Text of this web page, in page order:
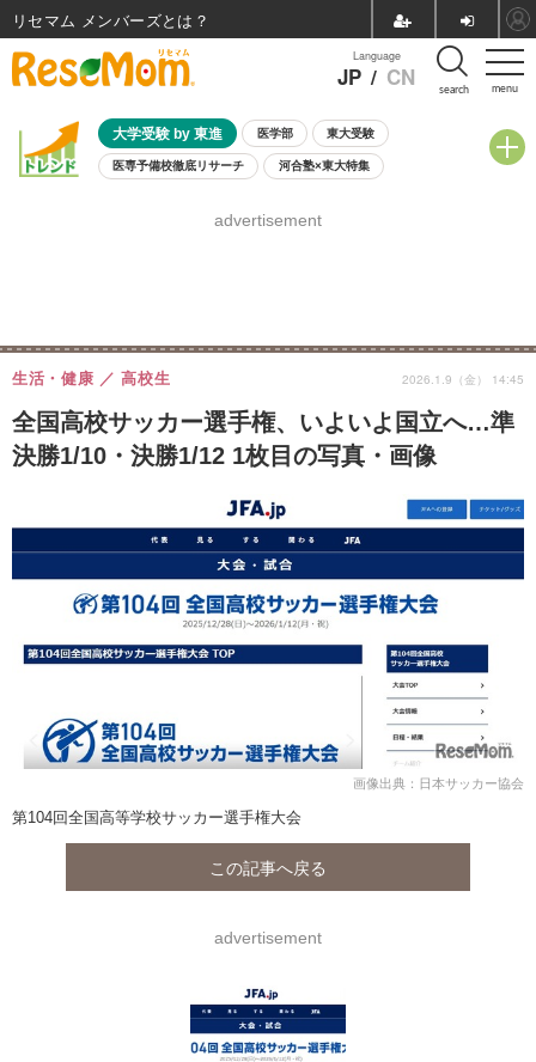
menu
Language
JP / CN search
大学受験 by 東進 医学部 東大受験
医専予備校徹底リサーチ 河合塾×東大特集
8月開催学校説明会・相談会
advertisement
全国高校サッカー選手権、いよいよ国立へ…準
決勝1/10・決勝1/12 1枚目の写真・画像
生活・健康 高校生 2026.1.9（金） 14:45
画像出典：日本サッカー協会
第104回全国高等学校サッカー選手権大会
この記事へ戻る
advertisement
リセマム メンバーズ